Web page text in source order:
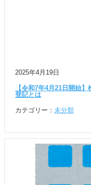
2025年4月19日
【令和7年4月21日開始
登記とは
カテゴリー： 未分類